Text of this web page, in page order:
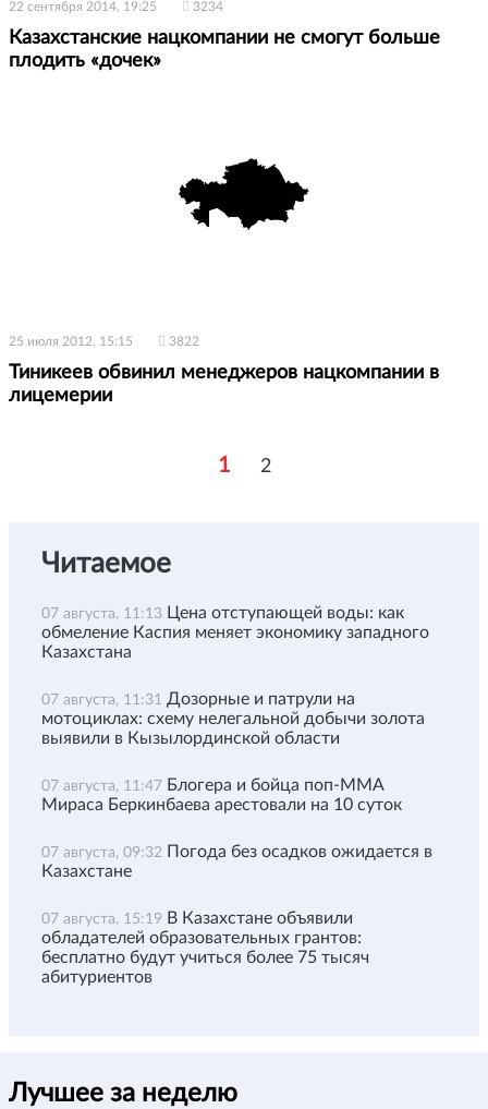
22 сентября 2014, 19:25 3234
Казахстанские нацкомпании не смогут больше
плодить «дочек»
25 июля 2012, 15:15 3822
Тиникеев обвинил менеджеров нацкомпании в
лицемерии
1 2
Читаемое
07 августа, 11:13 Цена отступающей воды: как
обмеление Каспия меняет экономику западного
Казахстана
07 августа, 11:31 Дозорные и патрули на
мотоциклах: схему нелегальной добычи золота
выявили в Кызылординской области
07 августа, 11:47 Блогера и бойца поп-ММА
Мираса Беркинбаева арестовали на 10 суток
07 августа, 09:32 Погода без осадков ожидается в
Казахстане
07 августа, 15:19 В Казахстане объявили
обладателей образовательных грантов:
бесплатно будут учиться более 75 тысяч
абитуриентов
Лучшее за неделю